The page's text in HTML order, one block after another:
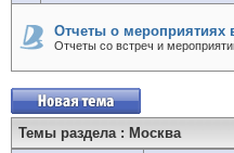
Отчеты о мероприятиях
Отчеты со встреч и
Темы раздела: Москва